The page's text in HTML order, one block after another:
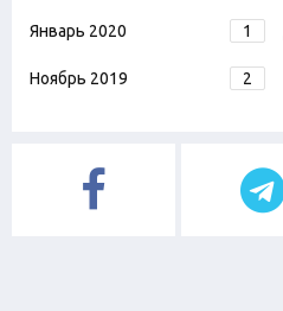
Январь 2020 1
Ноябрь 2019 2